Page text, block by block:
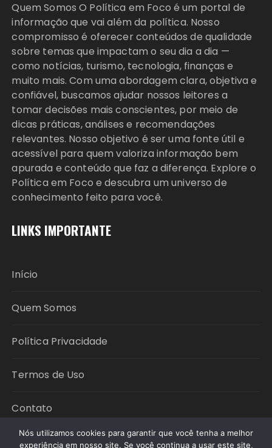
Quem Somos O Política em Foco é um portal de
informação que vai além da política. Nosso
compromisso é oferecer conteúdos de qualidade
sobre temas que impactam o seu dia a dia —
como notícias, turismo, tecnologia, finanças e
muito mais. Com uma abordagem clara, objetiva e
confiável, buscamos ajudar nossos leitores a
tomar decisões mais conscientes, por meio de
dicas práticas, análises e recomendações
relevantes. Nosso objetivo é ser uma fonte útil e
acessível para quem valoriza informação bem
apurada e conteúdo que faz a diferença. Explore o
Política em Foco e descubra um universo de
conhecimento feito para você.
LINKS IMPORTANTE
Início
Quem Somos
Política Privacidade
Termos de Uso
Contato
Nós utilizamos cookies para garantir que você tenha a melhor
experiência em nosso site. Se você continua a usar este site,